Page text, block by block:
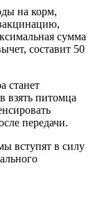
на корм,
сумма
составит 50
станет
взять питомца
передачи.
вступят в силу